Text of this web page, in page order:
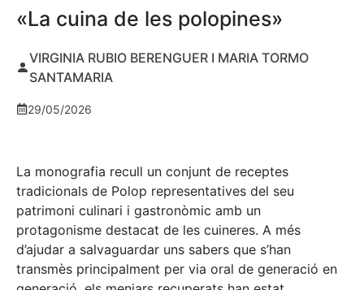
«La cuina de les polopines»
VIRGINIA RUBIO BERENGUER I MARIA TORMO
SANTAMARIA
29/05/2026
La monografia recull un conjunt de receptes
tradicionals de Polop representatives del seu
patrimoni culinari i gastronòmic amb un
protagonisme destacat de les cuineres. A més
d’ajudar a salvaguardar uns sabers que s’han
transmès principalment per via oral de generació en